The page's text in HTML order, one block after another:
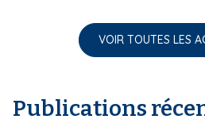
VOIR TOUTES LES
Publications